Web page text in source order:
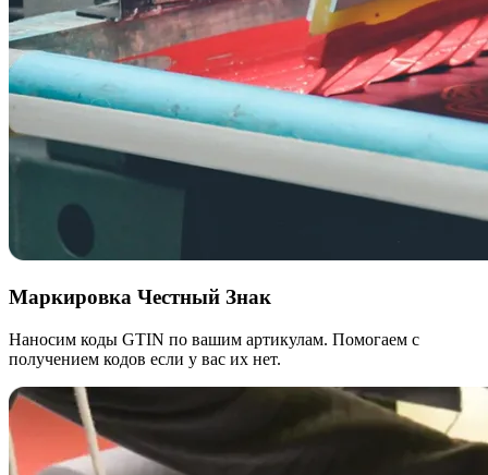
Маркировка Честный Знак
Наносим коды GTIN по вашим артикулам. Помогаем с
получением кодов если у вас их нет.